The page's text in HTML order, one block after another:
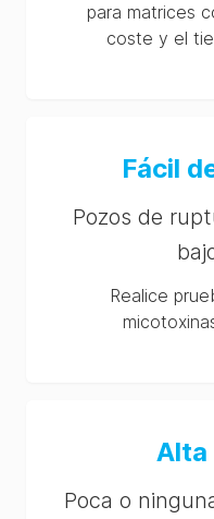
para matrices
coste y el
Fácil
Pozos de
Realice
Alta
Poca o